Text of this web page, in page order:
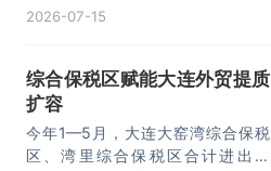
走势稳健。据海关统计，今年上半
14.73万亿元，增长13.4%，进口
10.74万亿元，增长22.1%。
2026-07-15
综合保税区赋能大连外贸提质
扩容
今年1—5月，大连大窑湾综合保税
区、湾里综合保税区合计进出口